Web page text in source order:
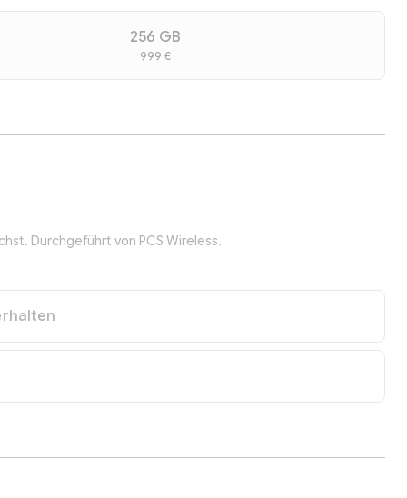
256 GB
999 €
Durchgeführt von PCS Wireless.